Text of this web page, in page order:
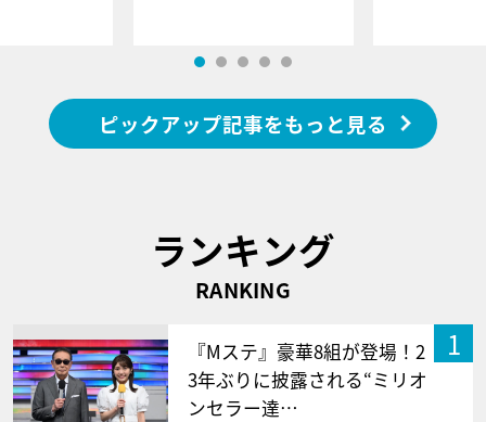
ピックアップ記事をもっと見る
ランキング
RANKING
1
『Mステ』豪華8組が登場！2
3年ぶりに披露される“ミリオ
ンセラー達…